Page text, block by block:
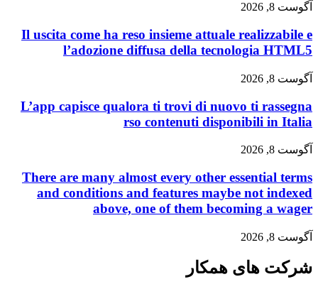
Il uscita come ha reso insieme attuale
l’adozione diffusa della tecnologia
L’app capisce qualora ti trovi di nuovo ti
rso contenuti disponibili
There are many almost every other
and conditions and features maybe not
above, one of them becoming
های همکار